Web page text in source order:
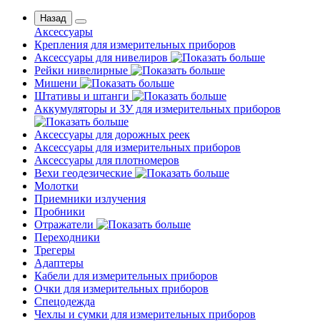
Назад
Аксессуары
Крепления для измерительных приборов
Аксессуары для нивелиров
Рейки нивелирные
Мишени
Штативы и штанги
Аккумуляторы и ЗУ для измерительных приборов
Аксессуары для дорожных реек
Аксессуары для измерительных приборов
Аксессуары для плотномеров
Вехи геодезические
Молотки
Приемники излучения
Пробники
Отражатели
Переходники
Трегеры
Адаптеры
Кабели для измерительных приборов
Очки для измерительных приборов
Спецодежда
Чехлы и сумки для измерительных приборов